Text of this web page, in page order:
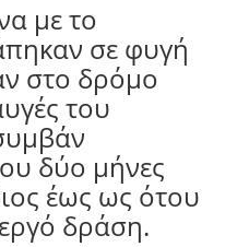
με το
σε φυγή
στο δρόμο
του
δύο μήνες
έως ως ότου
δράση.